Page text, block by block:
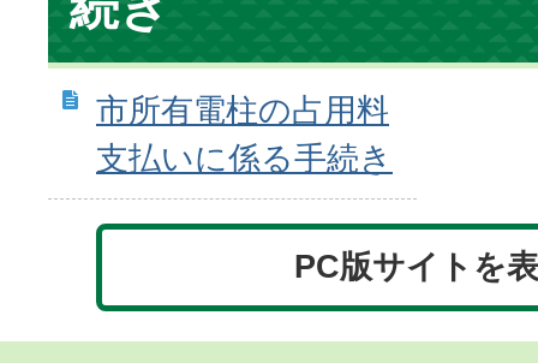
市所有電柱の占用料
支払いに係る手続き
PC版サイトを